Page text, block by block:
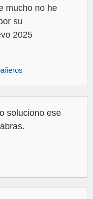
mucho no he
su
2025
soluciono ese